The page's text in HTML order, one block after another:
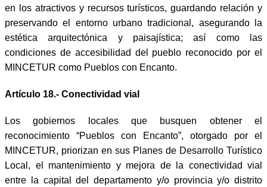
en los atractivos y recursos turísticos, guardando relación y
preservando el entorno urbano tradicional, asegurando la
estética arquitectónica y paisajística; así como las
condiciones de accesibilidad del pueblo reconocido por el
MINCETUR como Pueblos con Encanto.
Artículo 18.- Conectividad vial
Los gobiernos locales que busquen obtener el
reconocimiento “Pueblos con Encanto”, otorgado por el
MINCETUR, priorizan en sus Planes de Desarrollo Turístico
Local, el mantenimiento y mejora de la conectividad vial
entre la capital del departamento y/o provincia y/o distrito